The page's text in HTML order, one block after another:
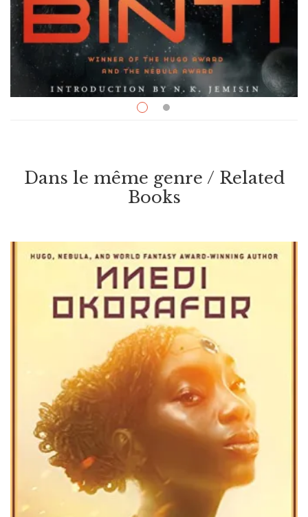
Par / By Nnedi Okorafor
Dans le même genre / Related
Books